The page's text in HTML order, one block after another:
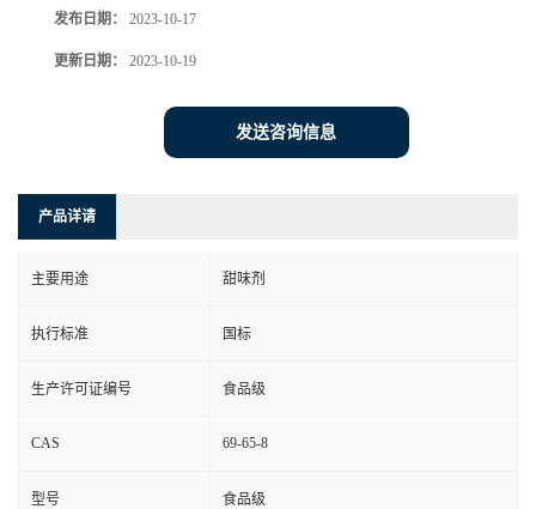
发布日期： 2023-10-17
更新日期： 2023-10-19
发送咨询信息
产品详请
主要用途 甜味剂
执行标准 国标
生产许可证编号 食品级
CAS 69-65-8
型号 食品级